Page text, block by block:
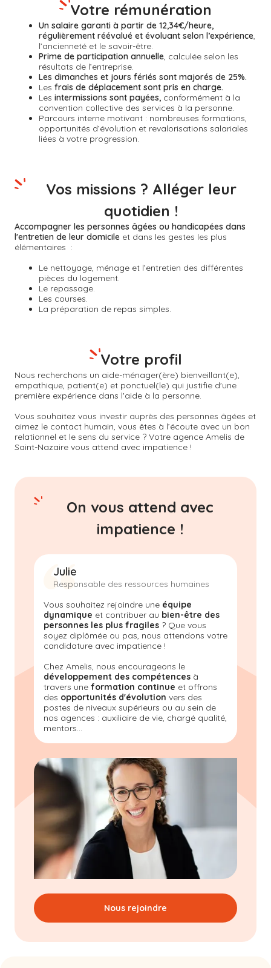
Un salaire garanti à partir de 12,34€/heure,
régulièrement réévalué et évoluant selon l’expérience,
l’ancienneté et le savoir-être.
Prime de participation annuelle, calculée selon les
résultats de l’entreprise.
Les dimanches et jours fériés sont majorés de 25%.
Les frais de déplacement sont pris en charge.
Les intermissions sont payées, conformément à la
convention collective des services à la personne.
Parcours interne motivant : nombreuses formations,
opportunités d’évolution et revalorisations salariales
liées à votre progression.
Votre rémunération
Accompagner les personnes âgées ou handicapées dans
l'entretien de leur domicile et dans les gestes les plus
élémentaires :
Le nettoyage, ménage et l’entretien des différentes
pièces du logement.
Le repassage.
Les courses.
La préparation de repas simples.
Vos missions ? Alléger leur
quotidien !
Nous recherchons un aide-ménager(ère) bienveillant(e),
empathique, patient(e) et ponctuel(le) qui justifie d'une
première expérience dans l'aide à la personne.
Vous souhaitez vous investir auprès des personnes âgées et
aimez le contact humain, vous êtes à l’écoute avec un bon
relationnel et le sens du service ? Votre agence Amelis de
Saint-Nazaire vous attend avec impatience !
Votre profil
On vous attend avec
impatience !
Julie
Responsable des ressources humaines
Vous souhaitez rejoindre une équipe
dynamique et contribuer au bien-être des
personnes les plus fragiles ? Que vous
soyez diplômée ou pas, nous attendons votre
candidature avec impatience !
Chez Amelis, nous encourageons le
développement des compétences à
travers une formation continue et offrons
des opportunités d'évolution vers des
postes de niveaux supérieurs ou au sein de
nos agences : auxiliaire de vie, chargé qualité,
mentors...
Nous rejoindre